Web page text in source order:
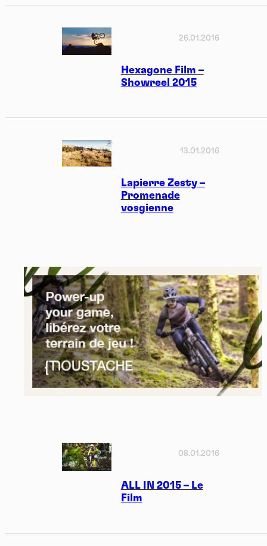
Hexagone Film –
Showreel 2015
26.01.2016
Lapierre Zesty –
Promenade
vosgienne
13.01.2016
ALL IN 2015 – Le
Film
08.01.2016